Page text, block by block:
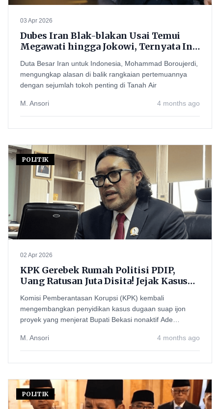
03 Apr 2026
Dubes Iran Blak-blakan Usai Temui
Megawati hingga Jokowi, Ternyata Ini
Duta Besar Iran untuk Indonesia, Mohammad Boroujerdi,
mengungkap alasan di balik rangkaian pertemuannya
dengan sejumlah tokoh penting di Tanah Air
M. Ansori 4 months ago
POLITIK
02 Apr 2026
KPK Gerebek Rumah Politisi PDIP,
Uang Ratusan Juta Disita! Jejak Kasus
Komisi Pemberantasan Korupsi (KPK) kembali
mengembangkan penyidikan kasus dugaan suap ijon
proyek yang menjerat Bupati Bekasi nonaktif Ade
M. Ansori
4 months ago
POLITIK